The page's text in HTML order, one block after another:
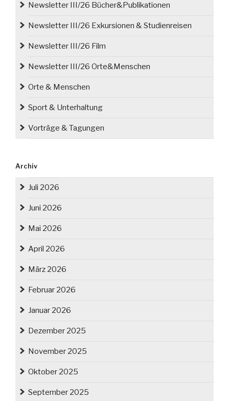
Newsletter III/26 Bücher&Publikationen
Newsletter III/26 Exkursionen & Studienreisen
Newsletter III/26 Film
Newsletter III/26 Orte&Menschen
Orte & Menschen
Sport & Unterhaltung
Vorträge & Tagungen
Archiv
Juli 2026
Juni 2026
Mai 2026
April 2026
März 2026
Februar 2026
Januar 2026
Dezember 2025
November 2025
Oktober 2025
September 2025